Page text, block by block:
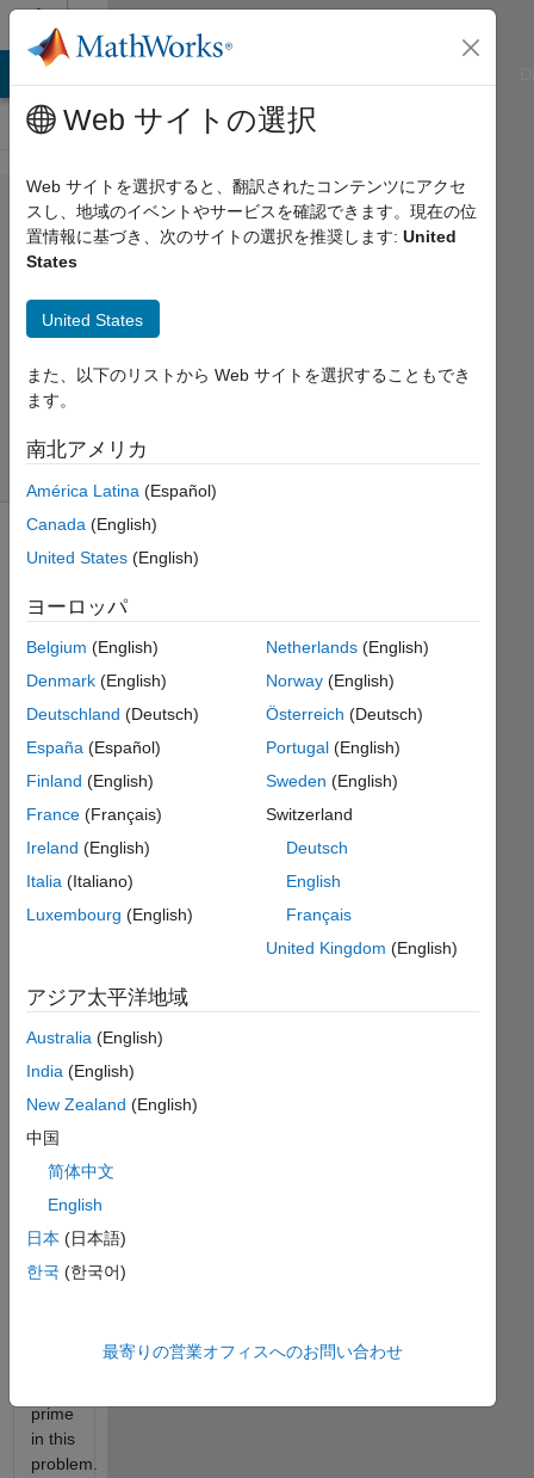
コンテンツへスキップ
Problem
42317.
primed
goc3
175
solvers
2 likes
a
that
will
multiply
prime
number
in the
matrix
by
all
other
numbers
the
and
return
that
primed
array
or
prime
in this
problem.
Web サイトの選択
Web サイトを選択すると、翻訳されたコンテンツにアクセ
スし、地域のイベントやサービスを確認できます。現在の位
置情報に基づき、次のサイトの選択を推奨します: United
States
United States
また、以下のリストから Web サイトを選択することもでき
ます。
南北アメリカ
América Latina (Español)
Canada (English)
United States (English)
ヨーロッパ
Belgium (English)
Denmark (English)
Deutschland (Deutsch)
España (Español)
Finland (English)
France (Français)
Ireland (English)
Italia (Italiano)
Luxembourg (English)
Netherlands(English)
Norway(English)
Österreich (Deutsch)
Portugal(English)
Sweden (English)
Switzerland
Deutsch
English
Français
United Kingdom (English)
アジア太平洋地域
Australia (English)
India (English)
New Zealand (English)
中国
简体中文
English
日本 (日本語)
한국 (한국어)
最寄りの営業オフィスへのお問い合わせ